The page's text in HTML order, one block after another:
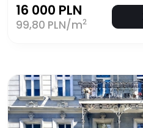
16 000 PLN
99,80 PLN/m2